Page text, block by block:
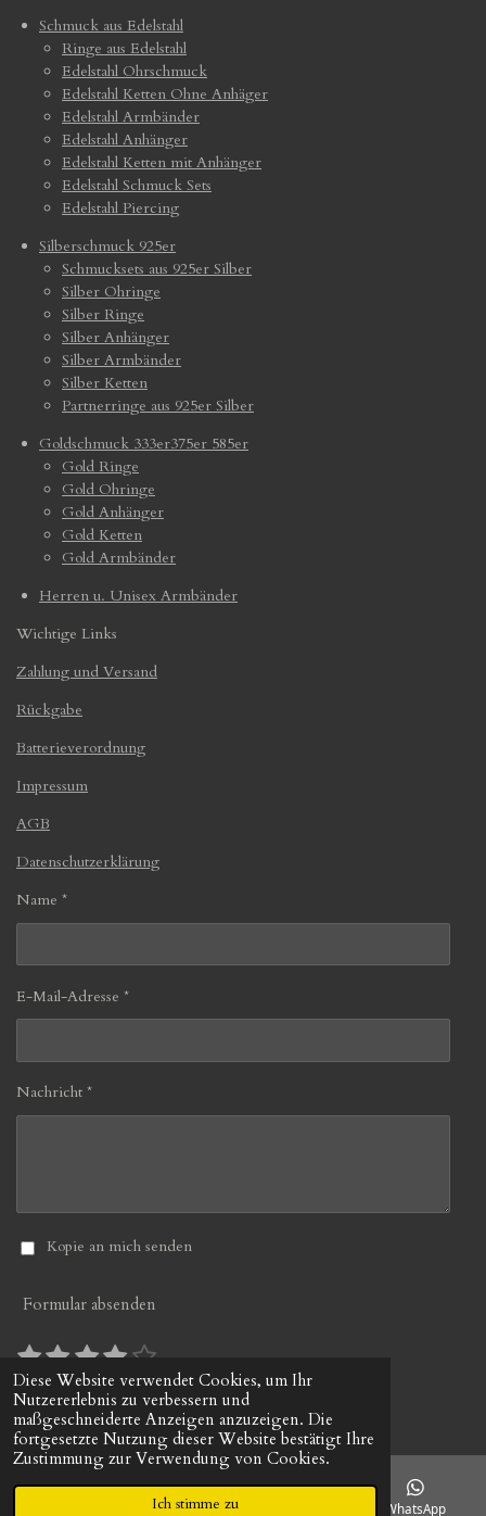
Diese Website verwendet Cookies, um Ihr
Nutzererlebnis zu verbessern und
maßgeschneiderte Anzeigen anzuzeigen. Die
fortgesetzte Nutzung dieser Website bestätigt Ihre
Zustimmung zur Verwendung von Cookies.
Ich stimme zu
Schmuck aus Edelstahl
Ringe aus Edelstahl
Edelstahl Ohrschmuck
Edelstahl Ketten Ohne Anhäger
Edelstahl Armbänder
Edelstahl Anhänger
Edelstahl Ketten mit Anhänger
Edelstahl Schmuck Sets
Edelstahl Piercing
Silberschmuck 925er
Schmucksets aus 925er Silber
Silber Ohringe
Silber Ringe
Silber Anhänger
Silber Armbänder
Silber Ketten
Partnerringe aus 925er Silber
Goldschmuck 333er375er 585er
Gold Ringe
Gold Ohringe
Gold Anhänger
Gold Ketten
Gold Armbänder
Herren u. Unisex Armbänder
Wichtige Links
Zahlung und Versand
Rückgabe
Batterieverordnung
Impressum
AGB
Datenschutzerklärung
Name *
E-Mail-Adresse *
Nachricht *
Kopie an mich senden
Formular absenden
B
e
w
e
r
t
u
1
S
t
e
r
n
2
S
t
e
r
n
3
S
t
e
r
n
4
S
t
e
r
n
5
S
t
e
r
n
B
e
w
e
r
t
n
10 Stimmen
© 2022 - 2026 gerds-uhrenshop.de
Telefon WhatsApp